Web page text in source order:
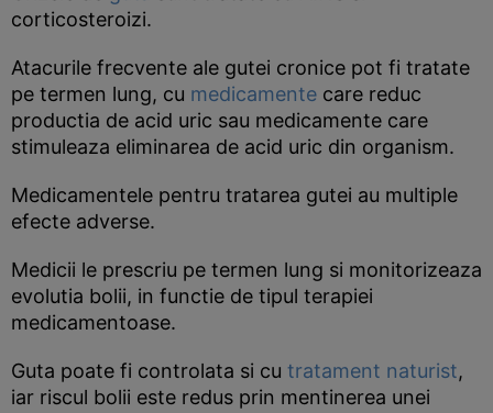
corticosteroizi.
Atacurile frecvente ale gutei cronice pot fi tratate
pe termen lung, cu medicamente care reduc
productia de acid uric sau medicamente care
stimuleaza eliminarea de acid uric din organism.
Medicamentele pentru tratarea gutei au multiple
efecte adverse.
Medicii le prescriu pe termen lung si monitorizeaza
evolutia bolii, in functie de tipul terapiei
medicamentoase.
Guta poate fi controlata si cu tratament naturist,
iar riscul bolii este redus prin mentinerea unei